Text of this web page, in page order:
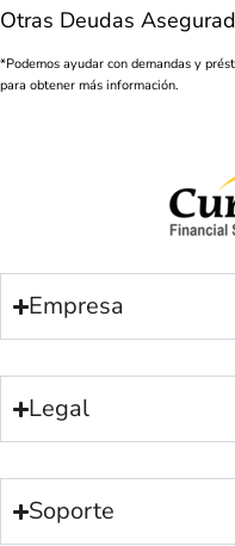
Otras Deudas
*Podemos ayudar con demandas y
para obtener más información.
Empresa
Legal
Soporte